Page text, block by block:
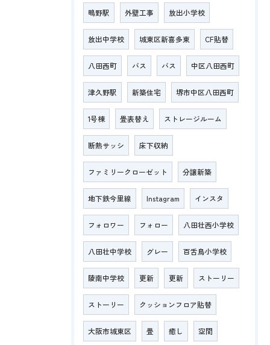
鴫野駅 外壁工事 放出小学校
放出中学校 城東区新喜多東 CF貼替
八田西町 バス バス 中区八田西町
津久野駅 新築住宅 堺市中区八田西町
1号棟 畳表替え ストレージルーム
断熱サッシ 床下収納
ファミリークローゼット 分譲新築
地下鉄今里線 Instagram インスタ
フォロワー フォロー 八田壮西小学校
八田壮中学校 グレー 百舌鳥小学校
陵南中学校 更新 更新 ストーリー
ストーリー クッションフロア貼替
大阪市城東区 畳 癒し 空間